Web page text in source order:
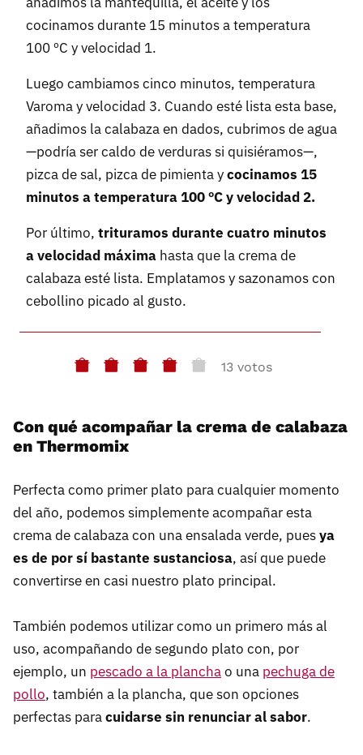
cocinamos durante 15 minutos a temperatura
100 ºC y velocidad 1.
Luego cambiamos cinco minutos, temperatura
Varoma y velocidad 3. Cuando esté lista esta base,
añadimos la calabaza en dados, cubrimos de agua
—podría ser caldo de verduras si quisiéramos—,
pizca de sal, pizca de pimienta ycocinamos 15
minutos a temperatura 100 ºC y velocidad 2.
Por último, trituramos durante cuatro minutos
a velocidad máxima hasta que la crema de
calabaza esté lista. Emplatamos y sazonamos con
cebollino picado al gusto.
13 votos
Con qué acompañar la crema de calabaza
en Thermomix
Perfecta como primer plato para cualquier momento
del año, podemos simplemente acompañar esta
crema de calabaza con una ensalada verde, puesya
es de por sí bastante sustanciosa, así que puede
convertirse en casi nuestro plato principal.
También podemos utilizar como un primero más al
uso, acompañando de segundo plato con, por
ejemplo, un pescado a la planchao una pechuga de
pollo, también a la plancha, que son opciones
perfectas paracuidarse sin renunciar al sabor.